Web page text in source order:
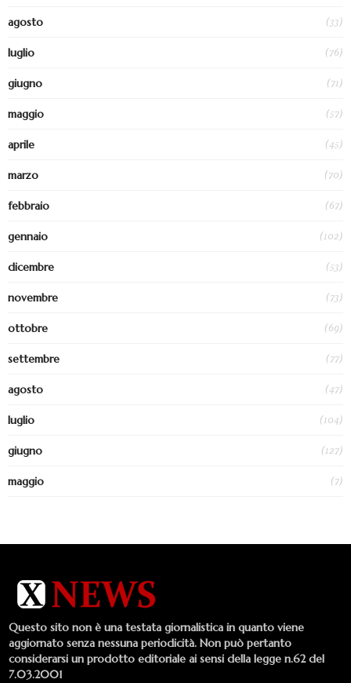
agosto (33)
luglio (76)
giugno (71)
maggio (57)
aprile (45)
marzo (70)
febbraio (67)
gennaio (102)
dicembre (53)
novembre (73)
ottobre (69)
settembre (77)
agosto (47)
luglio (104)
giugno (127)
maggio (7)
Questo sito non è una testata giornalistica in quanto viene
aggiornato senza nessuna periodicità. Non può pertanto
considerarsi un prodotto editoriale ai sensi della legge n.62 del
7.03.2001